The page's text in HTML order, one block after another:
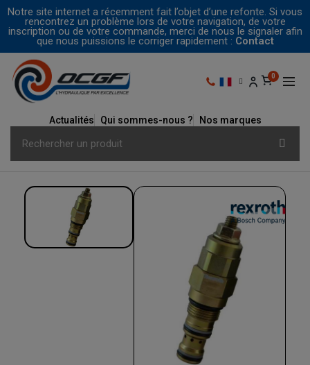
Notre site internet a récemment fait l’objet d’une refonte. Si vous
rencontrez un problème lors de votre navigation, de votre
inscription ou de votre commande, merci de nous le signaler afin
que nous puissions le corriger rapidement : Contact
Actualités Qui sommes-nous ? Nos marques